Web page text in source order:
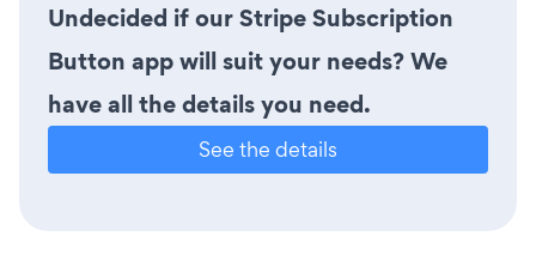
Undecided if our Stripe Subscription
Button app will suit your needs? We
have all the details you need.
See the details